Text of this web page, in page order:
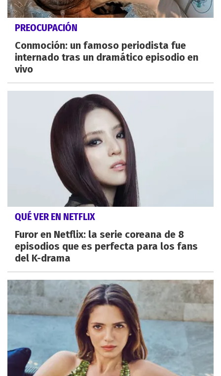
PREOCUPACIÓN
Conmoción: un famoso periodista fue
internado tras un dramático episodio en
vivo
QUÉ VER EN NETFLIX
Furor en Netflix: la serie coreana de 8
episodios que es perfecta para los fans
del K-drama